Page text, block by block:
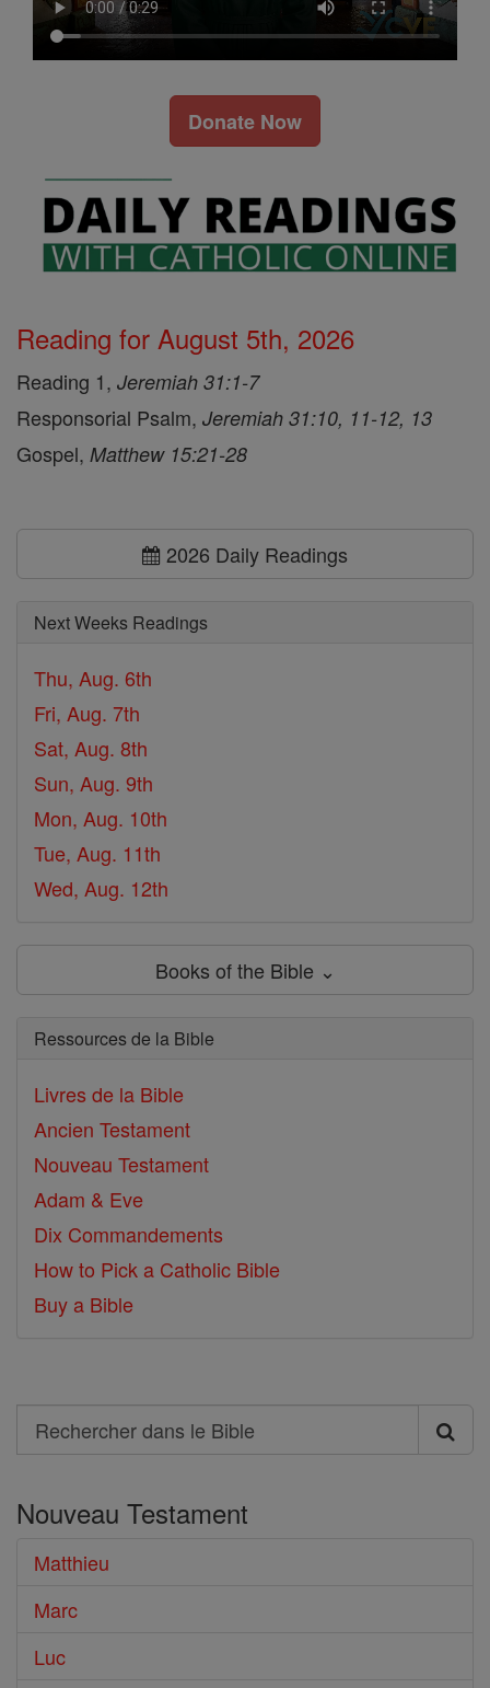
Donate Now
Reading for August 5th, 2026
Reading 1, Jeremiah 31:1-7
Responsorial Psalm, Jeremiah 31:10, 11-12, 13
Gospel, Matthew 15:21-28
2026 Daily Readings
Next Weeks Readings
Thu, Aug. 6th
Fri, Aug. 7th
Sat, Aug. 8th
Sun, Aug. 9th
Mon, Aug. 10th
Tue, Aug. 11th
Wed, Aug. 12th
Books of the Bible ⌄
Ressources de la Bible
Livres de la Bible
Ancien Testament
Nouveau Testament
Adam & Eve
Dix Commandements
How to Pick a Catholic Bible
Buy a Bible
Search
Rechercher
le
Bible
Nouveau Testament
Matthieu
Marc
Luc